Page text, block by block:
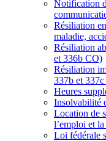
Notification
Résiliation
maladie,
Résiliation
et 336b CO)
Résiliation
337b et
Heures
Insolvabilité
Location de
l’emploi et
Loi fédérale